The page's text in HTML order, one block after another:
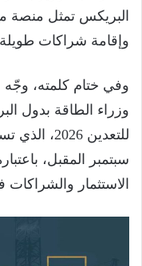
البريكس تمثل منصة
وإقامة شراكات طويلة
وفي ختام كلمته،
وزراء الطاقة بدول
سبتمبر المقبل،
الاستثمار